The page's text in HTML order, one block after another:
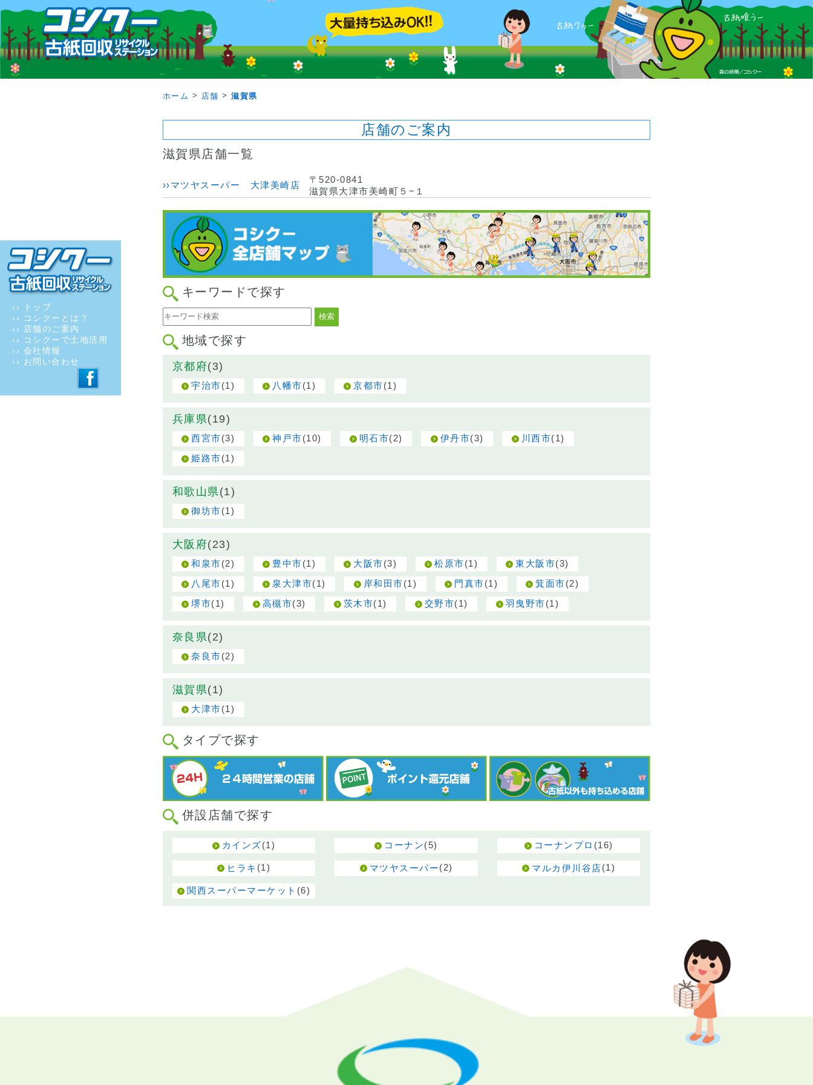
›› トップ
›› コシクーとは？
›› 店舗のご案内
›› コシクーで土地活用
›› 会社情報
›› お問い合わせ
ホーム > 店舗 >滋賀県
店舗のご案内
滋賀県店舗一覧
››マツヤスーパー 大津美崎店
〒520-0841
滋賀県大津市美崎町５−１
キーワードで探す
地域で探す
京都府(3)
宇治市(1) 八幡市(1) 京都市(1)
兵庫県(19)
西宮市(3) 神戸市(10) 明石市(2) 伊丹市(3) 川西市(1)
姫路市(1)
和歌山県(1)
御坊市(1)
大阪府(23)
和泉市(2) 豊中市(1) 大阪市(3) 松原市(1) 東大阪市(3)
八尾市(1) 泉大津市(1) 岸和田市(1) 門真市(1) 箕面市(2)
堺市(1) 高槻市(3) 茨木市(1) 交野市(1) 羽曳野市(1)
奈良県(2)
奈良市(2)
滋賀県(1)
大津市(1)
タイプで探す
併設店舗で探す
カインズ(1) コーナン(5) コーナンプロ (16)
ヒラキ (1) マツヤスーパー(2) マルカ伊川谷店(1)
関西スーパーマーケット (6)